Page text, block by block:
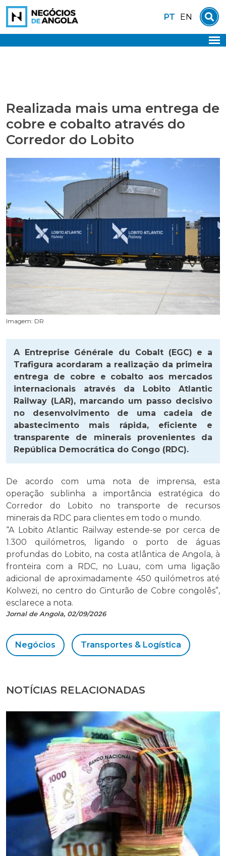
Skip
content
PT EN
Realizada mais uma entrega de
cobre e cobalto através do
Corredor do Lobito
Imagem: DR
A Entreprise Générale du Cobalt (EGC) e a
Trafigura acordaram a realização da primeira
entrega de cobre e cobalto aos mercados
internacionais através da Lobito Atlantic
Railway (LAR), marcando um passo decisivo
no desenvolvimento de uma cadeia de
abastecimento mais rápida, eficiente e
transparente de minerais provenientes da
República Democrática do Congo (RDC).
De acordo com uma nota de imprensa, esta
operação sublinha a importância estratégica do
Corredor do Lobito no transporte de recursos
minerais da RDC para clientes em todo o mundo.
“A Lobito Atlantic Railway estende-se por cerca de
1.300 quilómetros, ligando o porto de águas
profundas do Lobito, na costa atlântica de Angola, à
fronteira com a RDC, no Luau, com uma ligação
adicional de aproximadamente 450 quilómetros até
Kolwezi, no centro do Cinturão de Cobre congolês”,
esclarece a nota.
Jornal de Angola, 02/09/2026
Negócios Transportes & Logística
NOTÍCIAS RELACIONADAS